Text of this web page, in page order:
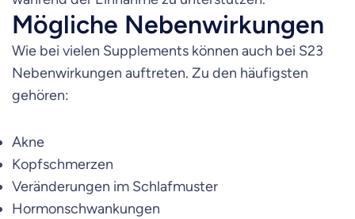
Mögliche Nebenwirkungen
Wie bei vielen Supplements können auch bei S23
Nebenwirkungen auftreten. Zu den häufigsten
gehören:
Akne
Kopfschmerzen
Veränderungen im Schlafmuster
Hormonschwankungen